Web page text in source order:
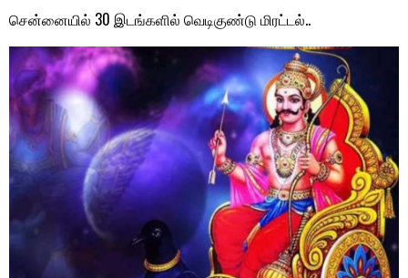
சென்னையில் 30 இடங்களில் வெடிகுண்டு மிரட்டல்..